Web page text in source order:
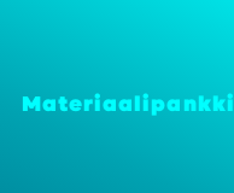
Mate­ri­aa­li­pank­ki